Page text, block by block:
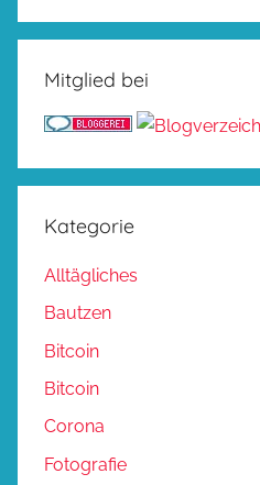
Mitglied bei
Kategorie
Alltägliches
Bautzen
Bitcoin
Bitcoin
Corona
Fotografie